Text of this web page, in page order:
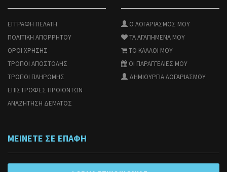
ΕΓΓΡΑΦΗ ΠΕΛΑΤΗ
ΠΟΛΙΤΙΚΗ ΑΠΟΡΡΗΤΟΥ
ΟΡΟΙ ΧΡΗΣΗΣ
ΤΡΟΠΟΙ ΑΠΟΣΤΟΛΗΣ
ΤΡΟΠΟΙ ΠΛΗΡΩΜΗΣ
ΕΠΙΣΤΡΟΦΕΣ ΠΡΟΙΟΝΤΩΝ
ΑΝΑΖΗΤΗΣΗ ΔΕΜΑΤΟΣ
Ο ΛΟΓΑΡΙΑΣΜΟΣ ΜΟΥ
ΤΑ ΑΓΑΠΗΜΕΝΑ ΜΟΥ
ΤΟ ΚΑΛΑΘΙ ΜΟΥ
ΟΙ ΠΑΡΑΓΓΕΛΙΕΣ ΜΟΥ
ΔΗΜΙΟΥΡΓΙΑ ΛΟΓΑΡΙΑΣΜΟΥ
ΜΕΙΝΕΤΕ ΣΕ ΕΠΑΦΗ